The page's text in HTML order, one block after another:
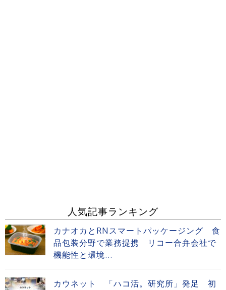
人気記事ランキング
カナオカとRNスマートパッケージング 食
品包装分野で業務提携 リコー合弁会社で
機能性と環境...
カウネット 「ハコ活。研究所」発足 初